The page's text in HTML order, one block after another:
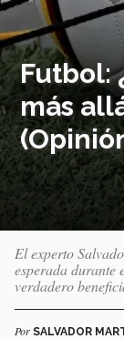
Futbol:
más
El experto
esperada durante
verdadero
Por SALVADOR